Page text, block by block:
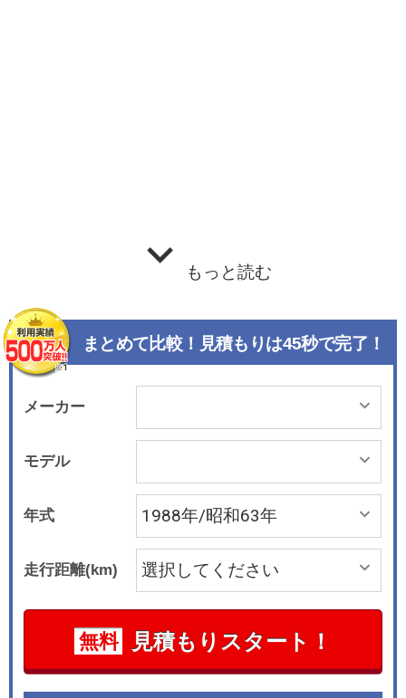
もっと読む
まとめて比較！見積もりは45秒で完了！
メーカー
モデル
年式
走行距離(km)
無料 見積もりスタート！